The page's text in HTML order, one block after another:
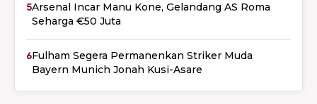
5Arsenal Incar Manu Kone, Gelandang AS Roma
Seharga €50 Juta
6Fulham Segera Permanenkan Striker Muda
Bayern Munich Jonah Kusi-Asare